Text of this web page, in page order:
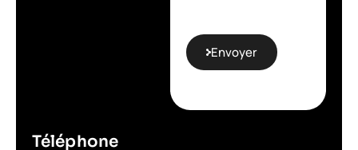
Téléphone
Envoyer